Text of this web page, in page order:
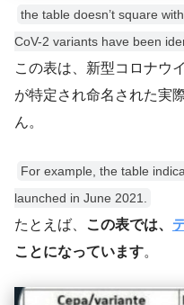
the table doesn’t square
CoV-2 variants have been
この表は、新型コロナウ
が特定され命名された実
ん。
For example, the table
launched in June 2021.
たとえば、 この表では、
ことになっています。